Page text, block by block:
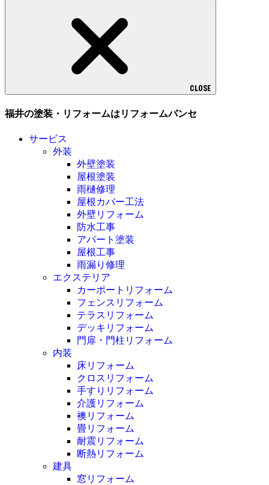
CLOSE
福井の塗装・リフォームはリフォームパンセ
サービス
外装
外壁塗装
屋根塗装
雨樋修理
屋根カバー工法
外壁リフォーム
防水工事
アパート塗装
屋根工事
雨漏り修理
エクステリア
カーポートリフォーム
フェンスリフォーム
テラスリフォーム
デッキリフォーム
門扉・門柱リフォーム
内装
床リフォーム
クロスリフォーム
手すりリフォーム
介護リフォーム
襖リフォーム
畳リフォーム
耐震リフォーム
断熱リフォーム
建具
窓リフォーム